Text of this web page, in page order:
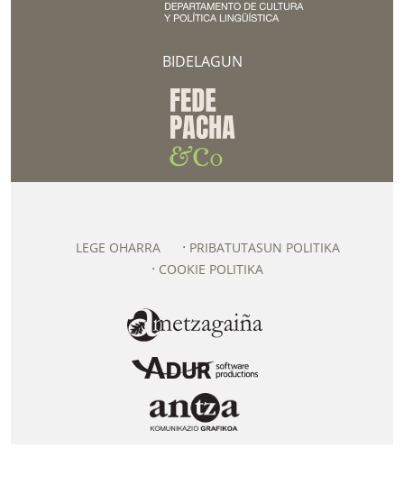
BIDELAGUN
LEGE OHARRA
PRIBATUTASUN POLITIKA
COOKIE POLITIKA